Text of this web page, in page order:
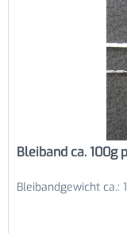
Bleiband ca. 100g
Bleibandgewicht ca.: